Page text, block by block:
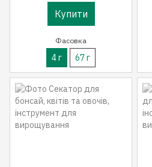
Купити
Фасовка
4 г 67 г